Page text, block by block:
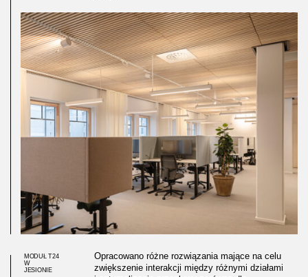
Moduły żebrowe w sufitach
biurowych
MODUŁ T24
W
JESIONIE
Opracowano różne rozwiązania mające na celu
zwiększenie interakcji między różnymi działami